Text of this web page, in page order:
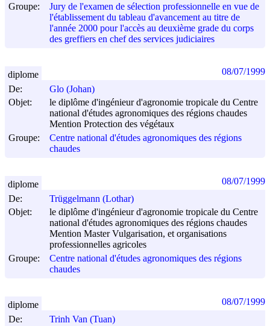
Groupe:
Jury de l'examen de sélection professionnelle en vue de
l'établissement du tableau d'avancement au titre de
l'année 2000 pour l'accès au deuxième grade du corps
des greffiers en chef des services judiciaires
De:
Glo (Johan)
Objet:
le diplôme d'ingénieur d'agronomie tropicale du Centre
national d'études agronomiques des régions chaudes
Mention Protection des végétaux
Groupe:
Centre national d'études agronomiques des régions
chaudes
diplome 08/07/1999
De:
Trüggelmann (Lothar)
Objet:
le diplôme d'ingénieur d'agronomie tropicale du Centre
national d'études agronomiques des régions chaudes
Mention Master Vulgarisation, et organisations
professionnelles agricoles
Groupe:
Centre national d'études agronomiques des régions
chaudes
diplome 08/07/1999
De:
Trinh Van (Tuan)
diplome 08/07/1999